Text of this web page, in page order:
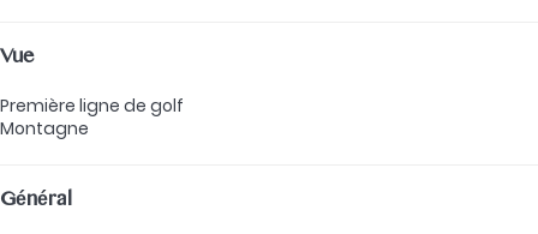
Vue
Première ligne de golf
Montagne
Général